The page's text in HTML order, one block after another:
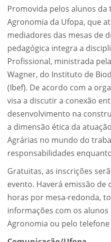
Promovida pelos alunos da
Agronomia da Ufopa, que
mediadores das mesas de
pedagógica integra a
Profissional, ministrada
Wagner, do Instituto de
(Ibef). De acordo com a
visa a discutir a conexão
desenvolvimento na
a dimensão ética da
Agrárias no mundo do
responsabilidades
Gratuitas, as inscrições
evento. Haverá emissão de
horas por mesa-redonda,
informações com os
Agronomia ou pelo telefone